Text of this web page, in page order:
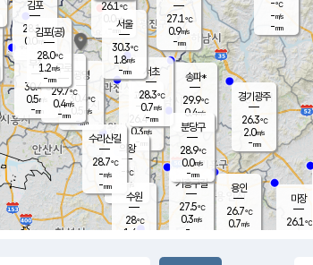
과천
26.4℃
0.3m/s
- mm
용인
26.7℃
0.7m/s
경기광주
26.3℃
2.0m/s
-mm
-℃
-m/s
-mm
마장
26.1℃
의왕
- ℃
m/s
mm
김포
28.1℃
0.0 m/s
mm
광명
30.4 ℃
0.5 m/s
-mm
부천
30.4℃
0.5m/s
-mm
구로
29.7℃
0.4m/s
-mm
26.1℃
0.0 m/s
- mm
27.1℃
0.9m/s
-mm
송파*
29.9℃
0.4m/s
-mm
서초
28.3℃
0.7m/s
-mm
기흥구갈
27.5℃
0.3m/s
-
수리산길
28.7℃
-m/s
-mm
분당구
28.9℃
0.0m/s
-mm
김포(공)
28.0℃
1.2m/s
-mm
수원
28℃
1.4 m/s
서울
30.3℃
1.8m/s
-mm